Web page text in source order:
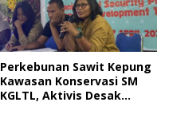
Perkebunan Sawit Kepung
Kawasan Konservasi SM
KGLTL, Aktivis Desak